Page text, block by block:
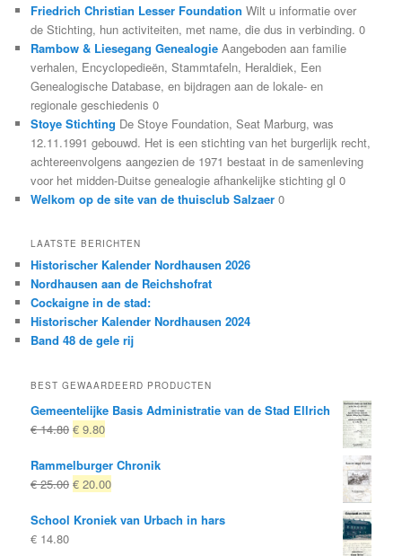
Friedrich Christian Lesser Foundation Wilt u informatie over
de Stichting, hun activiteiten, met name, die dus in verbinding. 0
Rambow & Liesegang Genealogie Aangeboden aan familie
verhalen, Encyclopedieën, Stammtafeln, Heraldiek, Een
Genealogische Database, en bijdragen aan de lokale- en
regionale geschiedenis 0
Stoye Stichting De Stoye Foundation, Seat Marburg, was
12.11.1991 gebouwd. Het is een stichting van het burgerlijk recht,
achtereenvolgens aangezien de 1971 bestaat in de samenleving
voor het midden-Duitse genealogie afhankelijke stichting gl 0
Welkom op de site van de thuisclub Salzaer 0
LAATSTE BERICHTEN
Historischer Kalender Nordhausen 2026
Nordhausen aan de Reichshofrat
Cockaigne in de stad:
Historischer Kalender Nordhausen 2024
Band 48 de gele rij
BEST GEWAARDEERD PRODUCTEN
Gemeentelijke Basis Administratie van de Stad Ellrich
€14.80 Oorspronkelijke
was:
€ 14.80
€ 9.80Huidige
is:
€ 9.80.
Rammelburger Chronik
€25.00 Oorspronkelijke
was:
€ 20.00Huidige
is:
School Kroniek van Urbach in hars
€ 14.80